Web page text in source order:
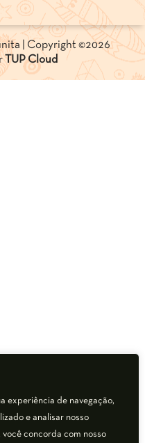
experiência de navegação,
e analisar nosso
concorda com nosso
| Copyright ©2026
TUP Cloud